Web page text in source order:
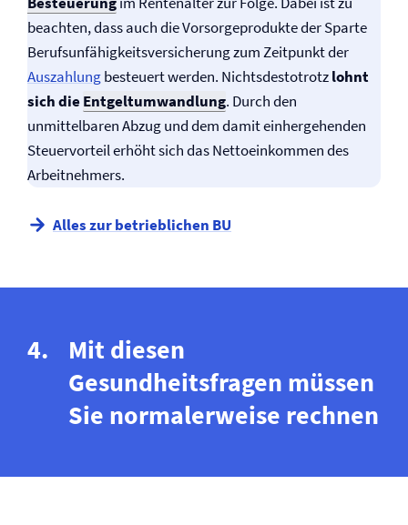
beachten, dass auch die Vorsorgeprodukte der Sparte
Berufs­unfähigkeits­versicherung zum Zeitpunkt der
Auszahlungbesteuert werden. Nichtsdestotrotzlohnt
sich dieEntgeltumwandlung. Durch den
unmittelbaren Abzug und dem damit einhergehenden
Steuervorteil erhöht sich das Nettoeinkommen des
Arbeitnehmers.
Alles zur betrieblichen BU
Mit diesen
Gesundheitsfragen müssen
Sie normalerweise rechnen